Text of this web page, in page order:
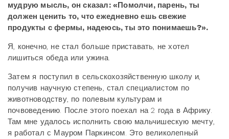
мудрую мысль, он сказал: «Помолчи, парень, ты
должен ценить то, что ежедневно ешь свежие
продукты с фермы, надеюсь, ты это понимаешь?».
Я, конечно, не стал больше приставать, не хотел
лишиться обеда или ужина.
Затем я поступил в сельскохозяйственную школу и,
получив научную степень, стал специалистом по
животноводству, по полевым культурам и
почвоведению. После этого поехал на 2 года в Африку.
Там мне удалось исполнить свою мальчишескую мечту,
я работал с Мауром Паркинсом. Это великолепный